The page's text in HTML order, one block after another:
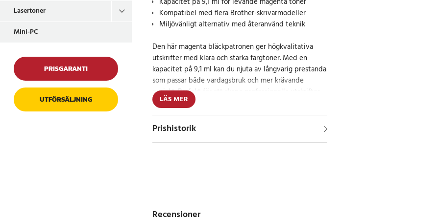
Lasertoner
Mini-PC
PRISGARANTI
UTFÖRSÄLJNING
Kompatibel med flera Brother-skrivarmodeller
Miljövänligt alternativ med återanvänd teknik
Den här magenta bläckpatronen ger högkvalitativa
utskrifter med klara och starka färgtoner. Med en
kapacitet på 9,1 ml kan du njuta av långvarig prestanda
som passar både vardagsbruk och mer krävande
projekt. Perfekt för att skapa professionella utskrifter
eller färgstarka presentationer.
Patronen är kompatibel med flera Brother-
LÄS MER
Prishistorik
Recensioner